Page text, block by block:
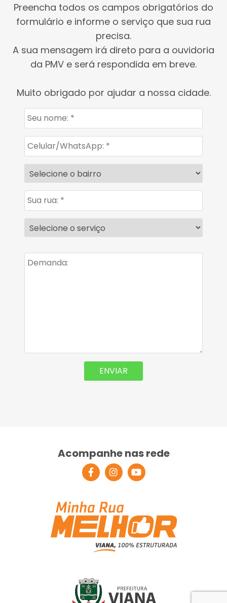
Preencha todos os campos obrigatórios do
formulário e informe o serviço que sua rua
precisa.
A sua mensagem irá direto para a ouvidoria
da PMV e será respondida em breve.
Muito obrigado por ajudar a nossa cidade.
Acompanhe nas rede